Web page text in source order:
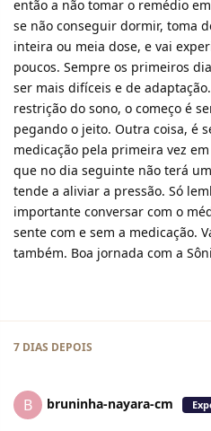
então a não tomar o remédio
se não conseguir dormir, toma
inteira ou meia dose, e vai
poucos. Sempre os primeiros
ser mais difíceis e de
restrição do sono, o começo é
pegando o jeito. Outra coisa, é
medicação pela primeira vez
que no dia seguinte não terá
tende a aliviar a pressão. Só
importante conversar com o
sente com e sem a medicação.
também. Boa jornada com a
7 DIAS DEPOIS
B bruninha-nayara-cm